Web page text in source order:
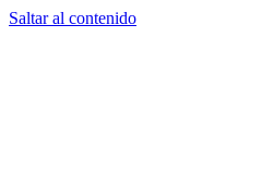
Saltar al contenido